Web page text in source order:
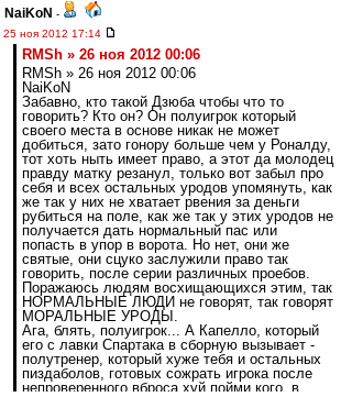
NaiKoN -
25 ноя 2012 17:14
RMSh » 26 ноя 2012 00:06
RMSh » 26 ноя 2012 00:06
NaiKoN
Забавно, кто такой Дзюба чтобы что то
говорить? Кто он? Он полуигрок который
своего места в основе никак не может
добиться, зато гонору больше чем у Роналду,
тот хоть ныть имеет право, а этот да молодец
правду матку резанул, только вот забыл про
себя и всех остальных уродов упомянуть, как
же так у них не хватает рвения за деньги
рубиться на поле, как же так у этих уродов не
получается дать нормальный пас или
попасть в упор в ворота. Но нет, они же
святые, они сцуко заслужили право так
говорить, после серии различных проебов.
Поражаюсь людям восхищающихся этим, так
НОРМАЛЬНЫЕ ЛЮДИ не говорят, так говорят
МОРАЛЬНЫЕ УРОДЫ.
Ага, блять, полуигрок... А Капелло, который
его с лавки Спартака в сборную вызывает -
полутренер, который хуже тебя и остальных
пиздаболов, готовых сожрать игрока после
непроверенного вброса хуй пойми кого, в